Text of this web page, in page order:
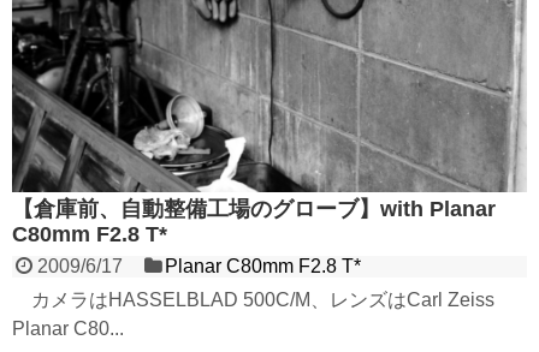
【倉庫前、自動整備工場のグローブ】with Planar
C80mm F2.8 T*
2009/6/17
Planar C80mm F2.8 T*
カメラはHASSELBLAD 500C/M、レンズはCarl Zeiss
Planar C80...